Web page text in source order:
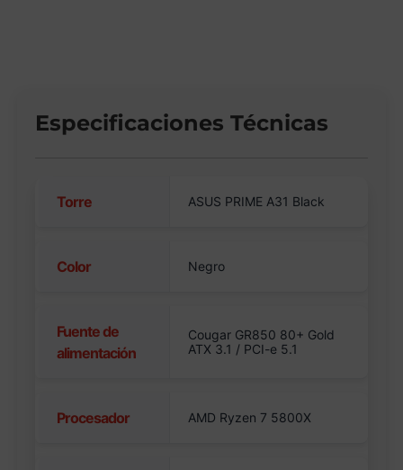
Especificaciones Técnicas
Torre ASUS PRIME A31 Black
Color Negro
Fuente de
alimentación
Cougar GR850 80+ Gold
ATX 3.1 / PCI-e 5.1
Procesador AMD Ryzen 7 5800X